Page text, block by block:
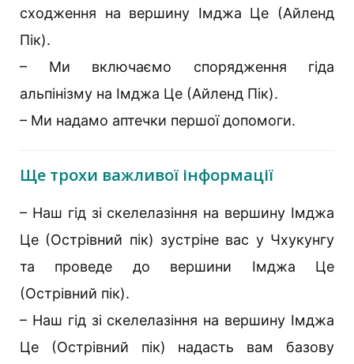
сходження на вершину Імджа Це (Айленд
Пік).
– Ми включаємо спорядження гіда
альпінізму на Імджа Це (Айленд Пік).
– Ми надамо аптечки першої допомоги.
Ще трохи важливої інформації
– Наш гід зі скелелазіння на вершину Імджа
Це (Острівний пік) зустріне вас у Чхукунгу
та проведе до вершини Імджа Це
(Острівний пік).
– Наш гід зі скелелазіння на вершину Імджа
Це (Острівний пік) надасть вам базову